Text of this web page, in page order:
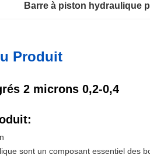
Barre à piston hydraulique
Produit
2 microns 0,2-0,4
sont un composant essentiel des